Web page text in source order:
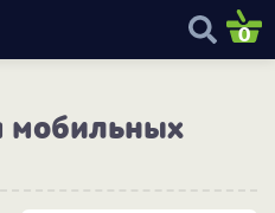
0
мобильных